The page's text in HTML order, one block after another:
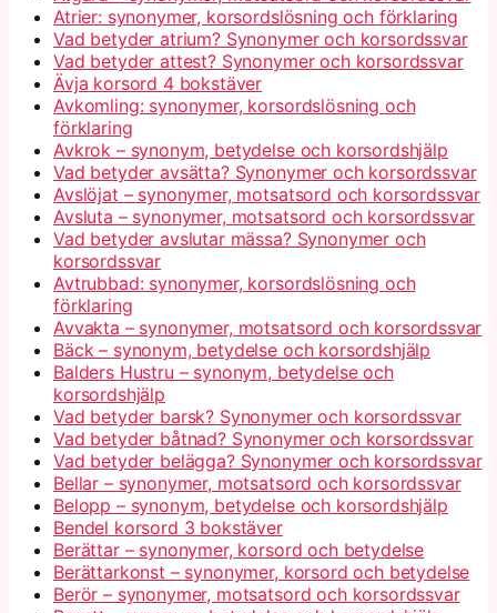
Atrier: synonymer, korsordslösning och förklaring
Vad betyder atrium? Synonymer och korsordssvar
Vad betyder attest? Synonymer och korsordssvar
Ävja korsord 4 bokstäver
Avkomling: synonymer, korsordslösning och
förklaring
Avkrok – synonym, betydelse och korsordshjälp
Vad betyder avsätta? Synonymer och korsordssvar
Avslöjat – synonymer, motsatsord och korsordssvar
Avsluta – synonymer, motsatsord och korsordssvar
Vad betyder avslutar mässa? Synonymer och
korsordssvar
Avtrubbad: synonymer, korsordslösning och
förklaring
Avvakta – synonymer, motsatsord och korsordssvar
Bäck – synonym, betydelse och korsordshjälp
Balders Hustru – synonym, betydelse och
korsordshjälp
Vad betyder barsk? Synonymer och korsordssvar
Vad betyder båtnad? Synonymer och korsordssvar
Vad betyder belägga? Synonymer och korsordssvar
Bellar – synonymer, motsatsord och korsordssvar
Belopp – synonym, betydelse och korsordshjälp
Bendel korsord 3 bokstäver
Berättar – synonymer, korsord och betydelse
Berättarkonst – synonymer, korsord och betydelse
Berör – synonymer, motsatsord och korsordssvar